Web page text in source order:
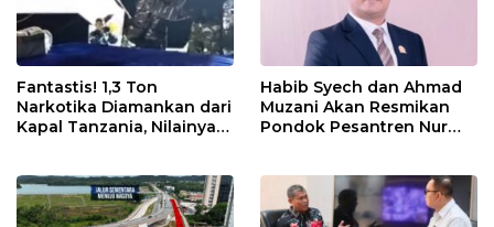
Fantastis! 1,3 Ton
Narkotika Diamankan dari
Kapal Tanzania, Nilainya
Habib Syech dan Ahmad
Muzani Akan Resmikan
Pondok Pesantren Nur